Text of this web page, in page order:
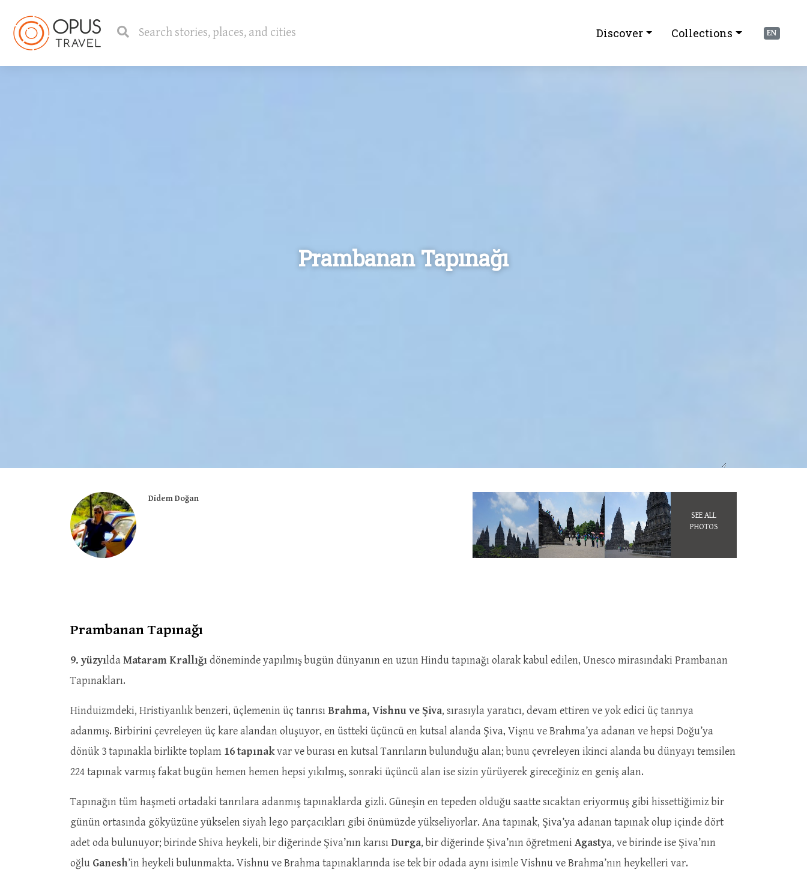
EN
Collections
Discover
Prambanan Tapınağı
Didem Doğan
SEE ALL
PHOTOS
Prambanan Tapınağı
9. yüzyılda Mataram Krallığıdöneminde yapılmış bugün dünyanın en uzun Hindu tapınağı olarak kabul edilen, Unesco mirasındaki Prambanan
Tapınakları.
Hinduizmdeki, Hristiyanlık benzeri, üçlemenin üç tanrısıBrahma, Vishnu ve Şiva, sırasıyla yaratıcı, devam ettiren ve yok edici üç tanrıya
adanmış. Birbirini çevreleyen üç kare alandan oluşuyor, en üstteki üçüncü en kutsal alanda Şiva, Vişnu ve Brahma’ya adanan ve hepsi Doğu’ya
dönük 3 tapınakla birlikte toplam 16 tapınakvar ve burası en kutsal Tanrıların bulunduğu alan; bunu çevreleyen ikinci alanda bu dünyayı temsilen
224 tapınak varmış fakat bugün hemen hemen hepsi yıkılmış, sonraki üçüncü alan ise sizin yürüyerek gireceğiniz en geniş alan.
Tapınağın tüm haşmeti ortadaki tanrılara adanmış tapınaklarda gizli. Güneşin en tepeden olduğu saatte sıcaktan eriyormuş gibi hissettiğimiz bir
günün ortasında gökyüzüne yükselen siyah lego parçacıkları gibi önümüzde yükseliyorlar. Ana tapınak, Şiva’ya adanan tapınak olup içinde dört
adet oda bulunuyor; birinde Shiva heykeli, bir diğerinde Şiva’nın karısıDurga, bir diğerinde Şiva’nın öğretmeni Agastya, ve birinde ise Şiva’nın
oğlu Ganesh’in heykeli bulunmakta. Vishnu ve Brahma tapınaklarında ise tek bir odada aynı isimle Vishnu ve Brahma’nın heykelleri var.